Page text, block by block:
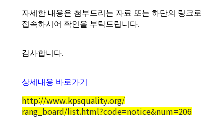
자세한 내용은 첨부드리는 자료 또는 하단의 링크로
접속하시어 확인을 부탁드립니다.
감사합니다.
상세내용 바로가기
http://www.kpsquality.org/
rang_board/list.html?code=notice&num=206